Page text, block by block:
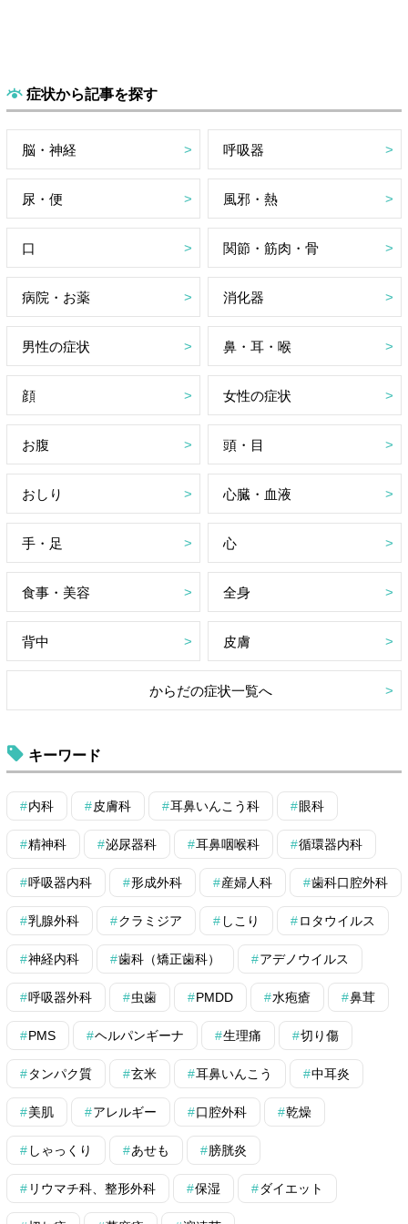
症状から記事を探す
脳・神経 呼吸器
尿・便 風邪・熱
口 関節・筋肉・骨
病院・お薬 消化器
男性の症状 鼻・耳・喉
顔 女性の症状
お腹 頭・目
おしり 心臓・血液
手・足 心
食事・美容 全身
背中 皮膚
からだの症状一覧へ
キーワード
内科 皮膚科 耳鼻いんこう科 眼科
精神科 泌尿器科 耳鼻咽喉科 循環器内科
呼吸器内科 形成外科 産婦人科 歯科口腔外科
乳腺外科 クラミジア しこり ロタウイルス
神経内科 歯科（矯正歯科） アデノウイルス
呼吸器外科 虫歯 PMDD 水疱瘡 鼻茸
PMS ヘルパンギーナ 生理痛 切り傷
タンパク質 玄米 耳鼻いんこう 中耳炎
美肌 アレルギー 口腔外科 乾燥
しゃっくり あせも 膀胱炎
リウマチ科、整形外科 保湿 ダイエット